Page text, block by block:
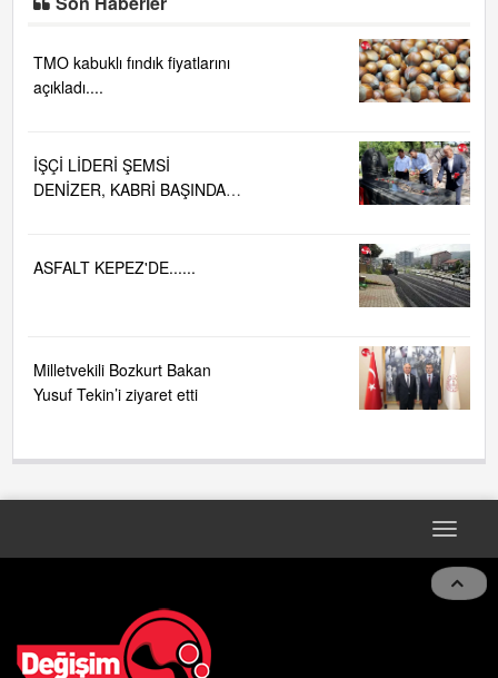
TMO kabuklı fındık fiyatlarını
açıkladı....
İŞÇİ LİDERİ ŞEMSİ
DENİZER, KABRİ BAŞINDA
ASFALT KEPEZ'DE......
Milletvekili Bozkurt Bakan
Yusuf Tekin’i ziyaret etti
Toggle